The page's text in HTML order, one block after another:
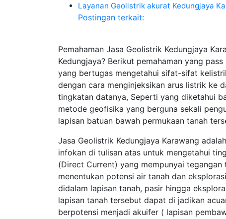
Layanan Geolistrik akurat Kedungjaya
Postingan terkait:
Pemahaman Jasa Geolistrik Kedungjaya
Kedungjaya? Berikut pemahaman yang
yang bertugas mengetahui sifat-sifat
dengan cara menginjeksikan arus listrik ke
tingkatan datanya, Seperti yang diketahui
metode geofisika yang berguna sekali
lapisan batuan bawah permukaan tanah
Jasa Geolistrik Kedungjaya Karawang
infokan di tulisan atas untuk mengetahui
(Direct Current) yang mempunyai
menentukan potensi air tanah dan
didalam lapisan tanah, pasir hingga
lapisan tanah tersebut dapat di jadikan
berpotensi menjadi akuifer ( lapisan